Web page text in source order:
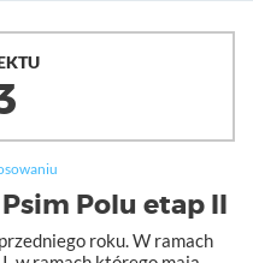
Polu etap II
roku. W ramach